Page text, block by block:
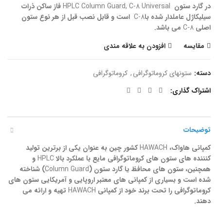
در گارد ستون HPLC Column Guard, C-8 Universalفاز ساکن ذرات
سیلیکاژل عاملدار شده باC-8 است و قابل نصب قبل از هر نوع ستون
اصلی C-8 می باشد.
مقایسه
افزودن به علاقه مندی
دسته: ستونهای کروماتوگرافی, کروماتوگرافی
اشتراک گذاری
توضیحات
کمپانی هاواک، HAWACHکشور چین به عنوان یکی از برترین تولید
کنننده های ستون های کروماتوگرافی مایع با عملکرد بالا
و
همچنین، ستون های محافظ یا گارد ستون (Column Guard
) شناخته
شده است و بسیاری از کمپانی های معتبر اروپایی و آمریکایی ستون های
کروماتوگرافی را تحت برند خود از کمپانی HAWACH تهیه و ارائه می
دهند.